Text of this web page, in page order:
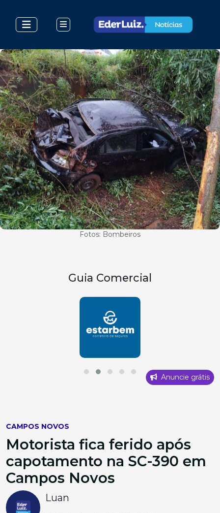
Fotos: Bombeiros
Guia Comercial
Anuncie grátis
CAMPOS NOVOS
Motorista fica ferido após
capotamento na SC-390 em
Campos Novos
Luan